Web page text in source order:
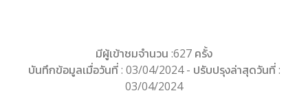
มีผู้เข้าชมจำนวน :627 ครั้ง
บันทึกข้อมูลเมื่อวันที่ : 03/04/2024 - ปรับปรุงล่าสุดวันที่ :
03/04/2024